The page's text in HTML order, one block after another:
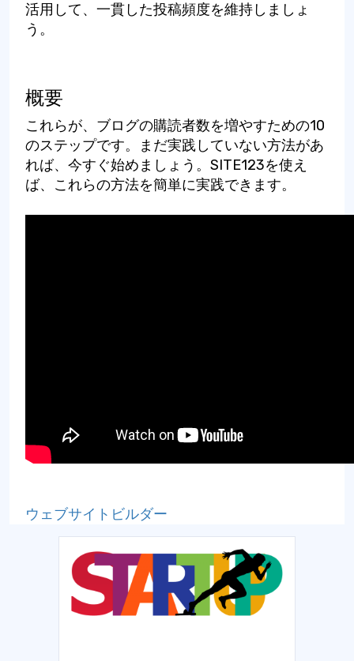
活用して、一貫した投稿頻度を維持しましょ
う。
概要
これらが、ブログの購読者数を増やすための10
のステップです。まだ実践していない方法があ
れば、今すぐ始めましょう。SITE123を使え
ば、これらの方法を簡単に実践できます。
ウェブサイトビルダー